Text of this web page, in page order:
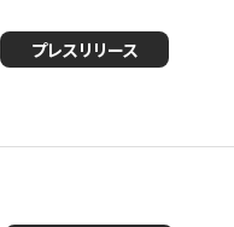
プレスリリース